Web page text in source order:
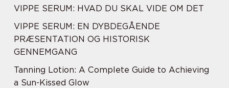
VIPPE SERUM: HVAD DU SKAL VIDE OM DET
VIPPE SERUM: EN DYBDEGÅENDE
PRÆSENTATION OG HISTORISK
GENNEMGANG
Tanning Lotion: A Complete Guide to Achieving
a Sun-Kissed Glow